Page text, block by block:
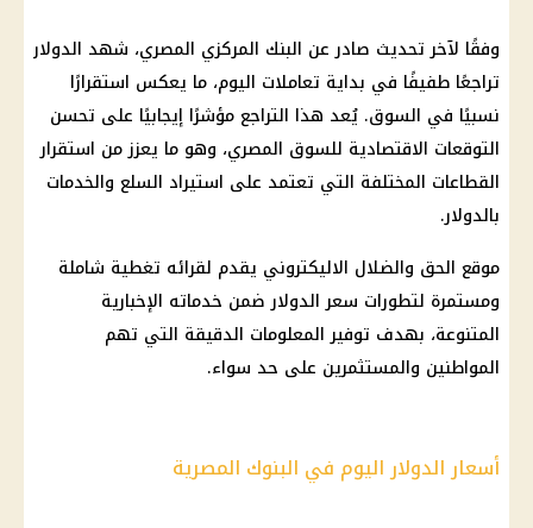
وفقًا لآخر تحديث صادر عن البنك المركزي المصري، شهد الدولار
تراجعًا طفيفًا في بداية تعاملات اليوم، ما يعكس استقرارًا
نسبيًا في السوق. يُعد هذا التراجع مؤشرًا إيجابيًا على تحسن
التوقعات الاقتصادية للسوق المصري، وهو ما يعزز من استقرار
القطاعات المختلفة التي تعتمد على استيراد السلع والخدمات
بالدولار.
موقع الحق والضلال الاليكتروني يقدم لقرائه تغطية شاملة
ومستمرة لتطورات سعر الدولارضمن خدماته الإخبارية
المتنوعة، بهدف توفير المعلومات الدقيقة التي تهم
المواطنين والمستثمرين على حد سواء.
أسعار الدولار اليوم في البنوك المصرية